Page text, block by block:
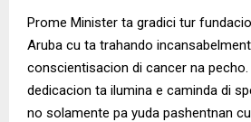
Prome Minister ta gradici tur
Aruba cu ta trahando
conscientisacion di cancer na pecho.
dedicacion ta ilumina e caminda di
no solamente pa yuda pashentnan